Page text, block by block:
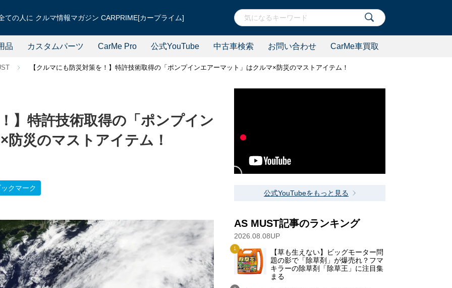
ての人に クルマ情報マガジン CARPRIME[カープライム]
品 カスタムパーツ CarMe Pro 公式YouTube 中古車検索 お問い合わせ CarMe車買取
【クルマにも防災対策を！】特許技術取得の「ポンプインエアーマット」はクルマ×防災のマストアイテム！
】特許技術取得の「ポンプイン
災のマストアイテム！
クマーク
公式YouTubeをもっと見る
AS MUST記事のランキング
2026.08.08UP
【草も生えない】ビッグモーター問
題の影で「除草剤」が爆売れ？フマ
キラーの除草剤「除草王」に注目集
まる